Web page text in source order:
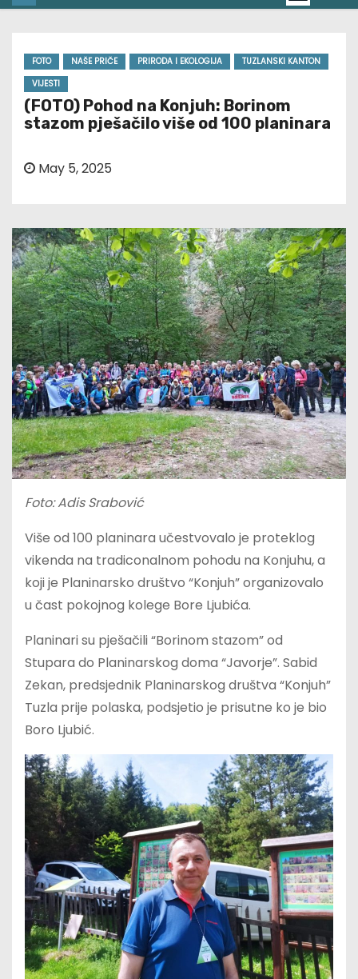
FOTO NAŠE PRIČE PRIRODA I EKOLOGIJA
TUZLANSKI KANTON
VIJESTI
(FOTO) Pohod na Konjuh: Borinom
stazom pješačilo više od 100 planinara
May 5, 2025
Foto: Adis Srabović
Više od 100 planinara učestvovalo je proteklog
vikenda na tradiconalnom pohodu na Konjuhu, a
koji je Planinarsko društvo “Konjuh” organizovalo
u čast pokojnog kolege Bore Ljubića.
Planinari su pješačili “Borinom stazom” od
Stupara do Planinarskog doma “Javorje”. Sabid
Zekan, predsjednik Planinarskog društva “Konjuh”
Tuzla prije polaska, podsjetio je prisutne ko je bio
Boro Ljubić.